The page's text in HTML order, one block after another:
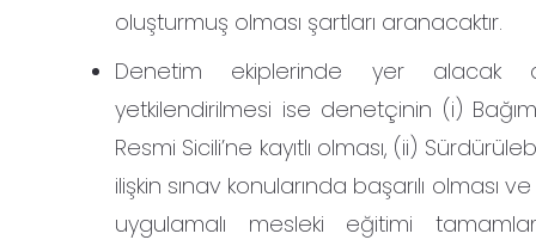
oluşturmuş olması şartları aranacaktır.
Denetim ekiplerinde yer alacak
yetkilendirilmesi ise denetçinin (i)
Resmi Sicili’ne kayıtlı olması, (ii)
ilişkin sınav konularında başarılı olması
uygulamalı mesleki eğitimi